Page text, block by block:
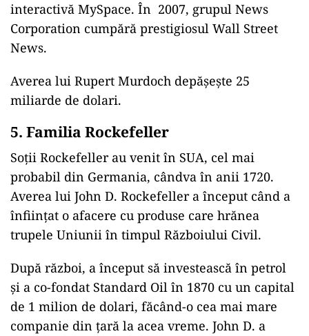
interactivă MySpace. În 2007, grupul News
Corporation cumpără prestigiosul Wall Street
News.
Averea lui Rupert Murdoch depășește 25
miliarde de dolari.
5. Familia Rockefeller
Soții Rockefeller au venit în SUA, cel mai
probabil din Germania, cândva în anii 1720.
Averea lui John D. Rockefeller a început când a
înființat o afacere cu produse care hrănea
trupele Uniunii în timpul Războiului Civil.
După război, a început să investească în petrol
și a co-fondat Standard Oil în 1870 cu un capital
de 1 milion de dolari, făcând-o cea mai mare
companie din țară la acea vreme. John D. a